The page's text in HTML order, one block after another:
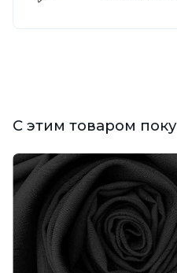
С этим товаром